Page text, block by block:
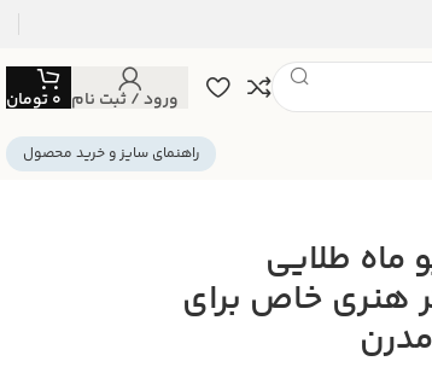
ورود / ثبت نام 0تومان
راهنمای سایز و خرید محصول
ماه طلایی
هنری خاص برای